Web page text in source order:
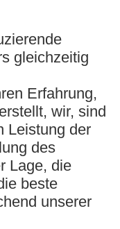
gleichzeitig
Erfahrung,
wir, sind
Leistung der
des
Lage, die
beste
unserer